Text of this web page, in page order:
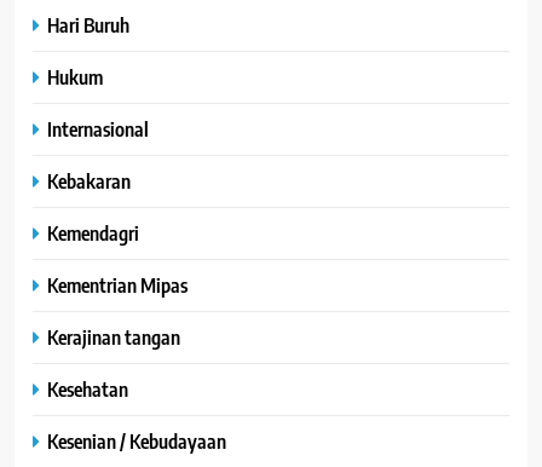
Hari Buruh
Hukum
Internasional
Kebakaran
Kemendagri
Kementrian Mipas
Kerajinan tangan
Kesehatan
Kesenian / Kebudayaan